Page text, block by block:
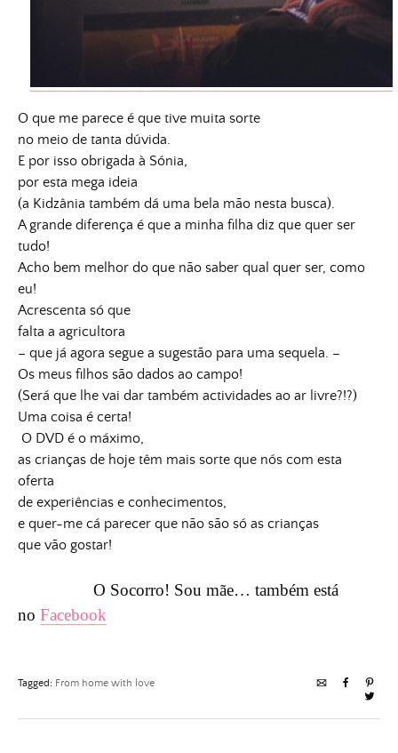
O que me parece é que tive muita sorte
no meio de tanta dúvida.
E por isso obrigada à Sónia,
por esta mega ideia
(a Kidzânia também dá uma bela mão nesta busca).
A grande diferença é que a minha filha diz que quer ser
tudo!
Acho bem melhor do que não saber qual quer ser, como
eu!
Acrescenta só que
falta a agricultora
– que já agora segue a sugestão para uma sequela. –
Os meus filhos são dados ao campo!
(Será que lhe vai dar também actividades ao ar livre?!?)
Uma coisa é certa!
O DVD é o máximo,
as crianças de hoje têm mais sorte que nós com esta
oferta
de experiências e conhecimentos,
e quer-me cá parecer que não são só as crianças
que vão gostar!
O Socorro! Sou mãe… também está
no Facebook
Tagged: From home with love